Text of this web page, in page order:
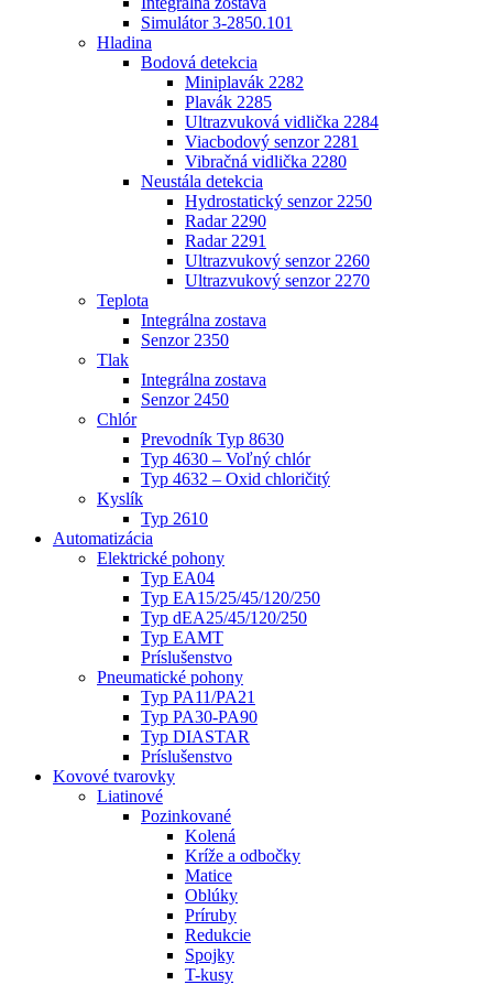
Simulátor 3-2850.101
Hladina
Bodová detekcia
Miniplavák 2282
Plavák 2285
Ultrazvuková vidlička 2284
Viacbodový senzor 2281
Vibračná vidlička 2280
Neustála detekcia
Hydrostatický senzor 2250
Radar 2290
Radar 2291
Ultrazvukový senzor 2260
Ultrazvukový senzor 2270
Teplota
Integrálna zostava
Senzor 2350
Tlak
Integrálna zostava
Senzor 2450
Chlór
Prevodník Typ 8630
Typ 4630 – Voľný chlór
Typ 4632 – Oxid chloričitý
Kyslík
Typ 2610
Automatizácia
Elektrické pohony
Typ EA04
Typ EA15/25/45/120/250
Typ dEA25/45/120/250
Typ EAMT
Príslušenstvo
Pneumatické pohony
Typ PA11/PA21
Typ PA30-PA90
Typ DIASTAR
Príslušenstvo
Kovové tvarovky
Liatinové
Pozinkované
Kolená
Kríže a odbočky
Matice
Oblúky
Príruby
Redukcie
Spojky
T-kusy